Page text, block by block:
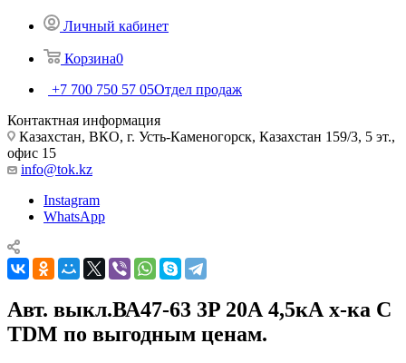
Личный кабинет
Корзина0
+7 700 750 57 05Отдел продаж
Контактная информация
Казахстан, ВКО, г. Усть-Каменогорск, Казахстан 159/3, 5 эт.,
офис 15
info@tok.kz
Instagram
WhatsApp
Авт. выкл.ВА47-63 3P 20А 4,5кА х-ка С
TDM по выгодным ценам.